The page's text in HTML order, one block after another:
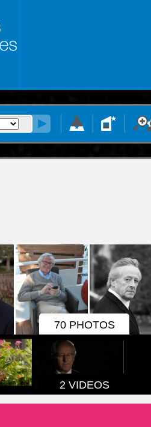
70 PHOTOS
2 VIDEOS